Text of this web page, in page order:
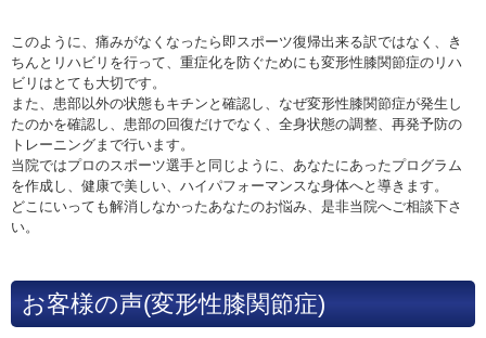
このように、痛みがなくなったら即スポーツ復帰出来る訳ではなく、き
ちんとリハビリを行って、重症化を防ぐためにも変形性膝関節症のリハ
ビリはとても大切です。
また、患部以外の状態もキチンと確認し、なぜ変形性膝関節症が発生し
たのかを確認し、患部の回復だけでなく、全身状態の調整、再発予防の
トレーニングまで行います。
当院ではプロのスポーツ選手と同じように、あなたにあったプログラム
を作成し、健康で美しい、ハイパフォーマンスな身体へと導きます。
どこにいっても解消しなかったあなたのお悩み、是非当院へご相談下さ
い。
お客様の声(変形性膝関節症)